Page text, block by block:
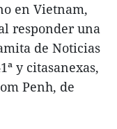
en Vietnam,
responder una
de Noticias
y citasanexas,
Penh, de